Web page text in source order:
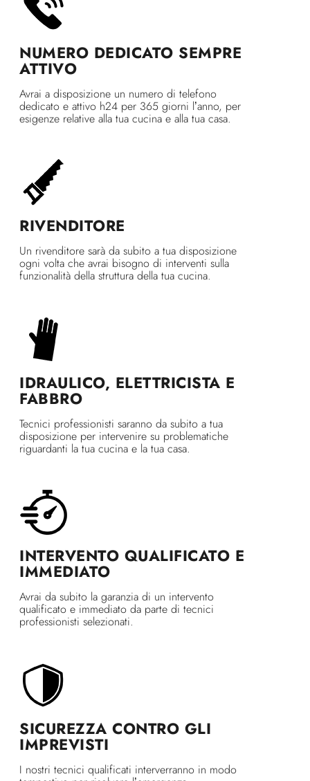
NUMERO DEDICATO SEMPRE
ATTIVO
Avrai a disposizione un numero di telefono
dedicato e attivo h24 per 365 giorni l’anno, per
esigenze relative alla tua cucina e alla tua casa.
RIVENDITORE
Un rivenditore sarà da subito a tua disposizione
ogni volta che avrai bisogno di interventi sulla
funzionalità della struttura della tua cucina.
IDRAULICO, ELETTRICISTA E
FABBRO
Tecnici professionisti saranno da subito a tua
disposizione per intervenire su problematiche
riguardanti la tua cucina e la tua casa.
INTERVENTO QUALIFICATO E
IMMEDIATO
Avrai da subito la garanzia di un intervento
qualificato e immediato da parte di tecnici
professionisti selezionati.
SICUREZZA CONTRO GLI
IMPREVISTI
I nostri tecnici qualificati interverranno in modo